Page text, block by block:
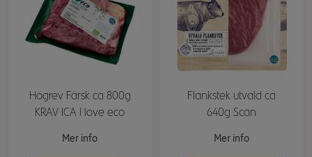
Högrev Färsk ca 800g
KRAV ICA I love eco
Mer info
Flankstek utvald ca
640g Scan
Mer info